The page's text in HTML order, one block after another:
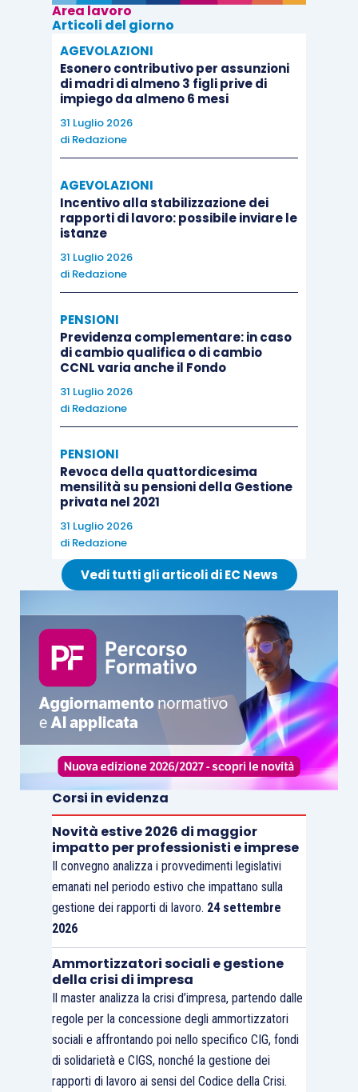
Area lavoro
Articoli del giorno
AGEVOLAZIONI
Esonero contributivo per assunzioni
di madri di almeno 3 figli prive di
impiego da almeno 6 mesi
31 Luglio 2026
di Redazione
AGEVOLAZIONI
Incentivo alla stabilizzazione dei
rapporti di lavoro: possibile inviare le
istanze
31 Luglio 2026
di Redazione
PENSIONI
Previdenza complementare: in caso
di cambio qualifica o di cambio
CCNL varia anche il Fondo
31 Luglio 2026
di Redazione
PENSIONI
Revoca della quattordicesima
mensilità su pensioni della Gestione
privata nel 2021
31 Luglio 2026
di Redazione
Vedi tutti gli articoli di EC News
Corsi in evidenza
Novità estive 2026 di maggior
impatto per professionisti e imprese
Il convegno analizza i provvedimenti legislativi
emanati nel periodo estivo che impattano sulla
gestione dei rapporti di lavoro. 24 settembre
2026
Ammortizzatori sociali e gestione
della crisi di impresa
Il master analizza la crisi d’impresa, partendo dalle
regole per la concessione degli ammortizzatori
sociali e affrontando poi nello specifico CIG, fondi
di solidarietà e CIGS, nonché la gestione dei
rapporti di lavoro ai sensi del Codice della Crisi.